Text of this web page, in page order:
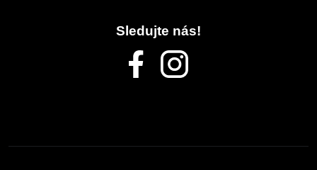
Sledujte nás!